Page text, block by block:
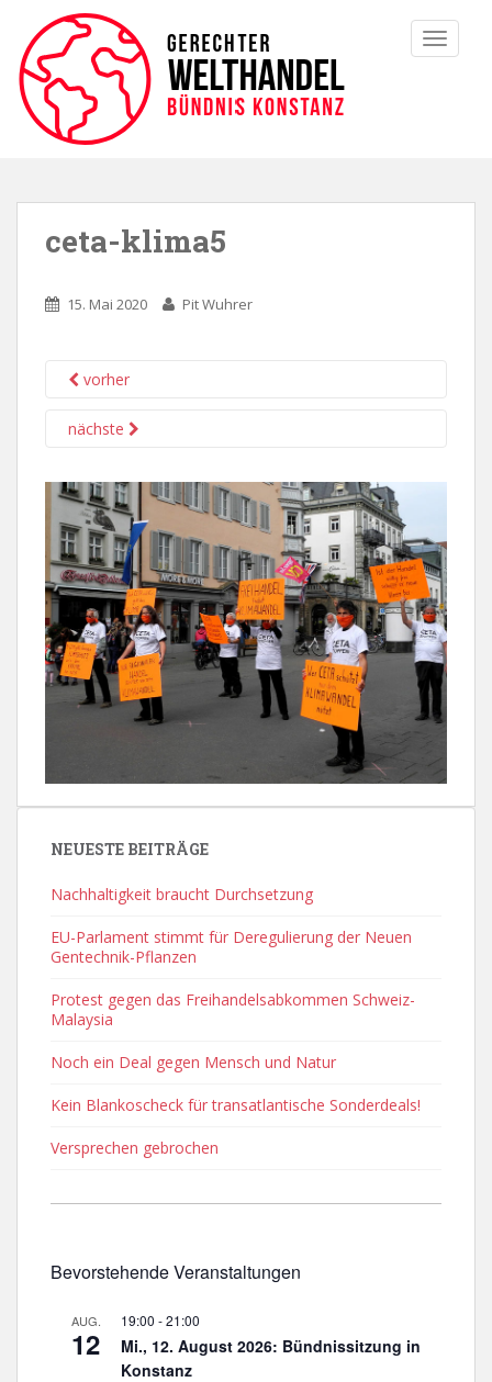
ceta-klima5
15. Mai 2020 Pit Wuhrer
vorher
nächste
NEUESTE BEITRÄGE
Nachhaltigkeit braucht Durchsetzung
EU-Parlament stimmt für Deregulierung der Neuen
Gentechnik-Pflanzen
Protest gegen das Freihandelsabkommen Schweiz-
Malaysia
Noch ein Deal gegen Mensch und Natur
Kein Blankoscheck für transatlantische Sonderdeals!
Versprechen gebrochen
Bevorstehende Veranstaltungen
AUG.
12
19:00 -21:00
Mi., 12. August 2026: Bündnissitzung in
Konstanz